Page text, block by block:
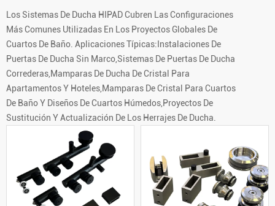
Los Sistemas De Ducha HIPAD Cubren Las Configuraciones
Más Comunes Utilizadas En Los Proyectos Globales De
Cuartos De Baño. Aplicaciones Típicas:Instalaciones De
Puertas De Ducha Sin Marco,Sistemas De Puertas De Ducha
Correderas,Mamparas De Ducha De Cristal Para
Apartamentos Y Hoteles,Mamparas De Cristal Para Cuartos
De Baño Y Diseños De Cuartos Húmedos,Proyectos De
Sustitución Y Actualización De Los Herrajes De Ducha.